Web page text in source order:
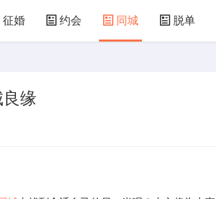
征婚 约会 同城 脱单
缘